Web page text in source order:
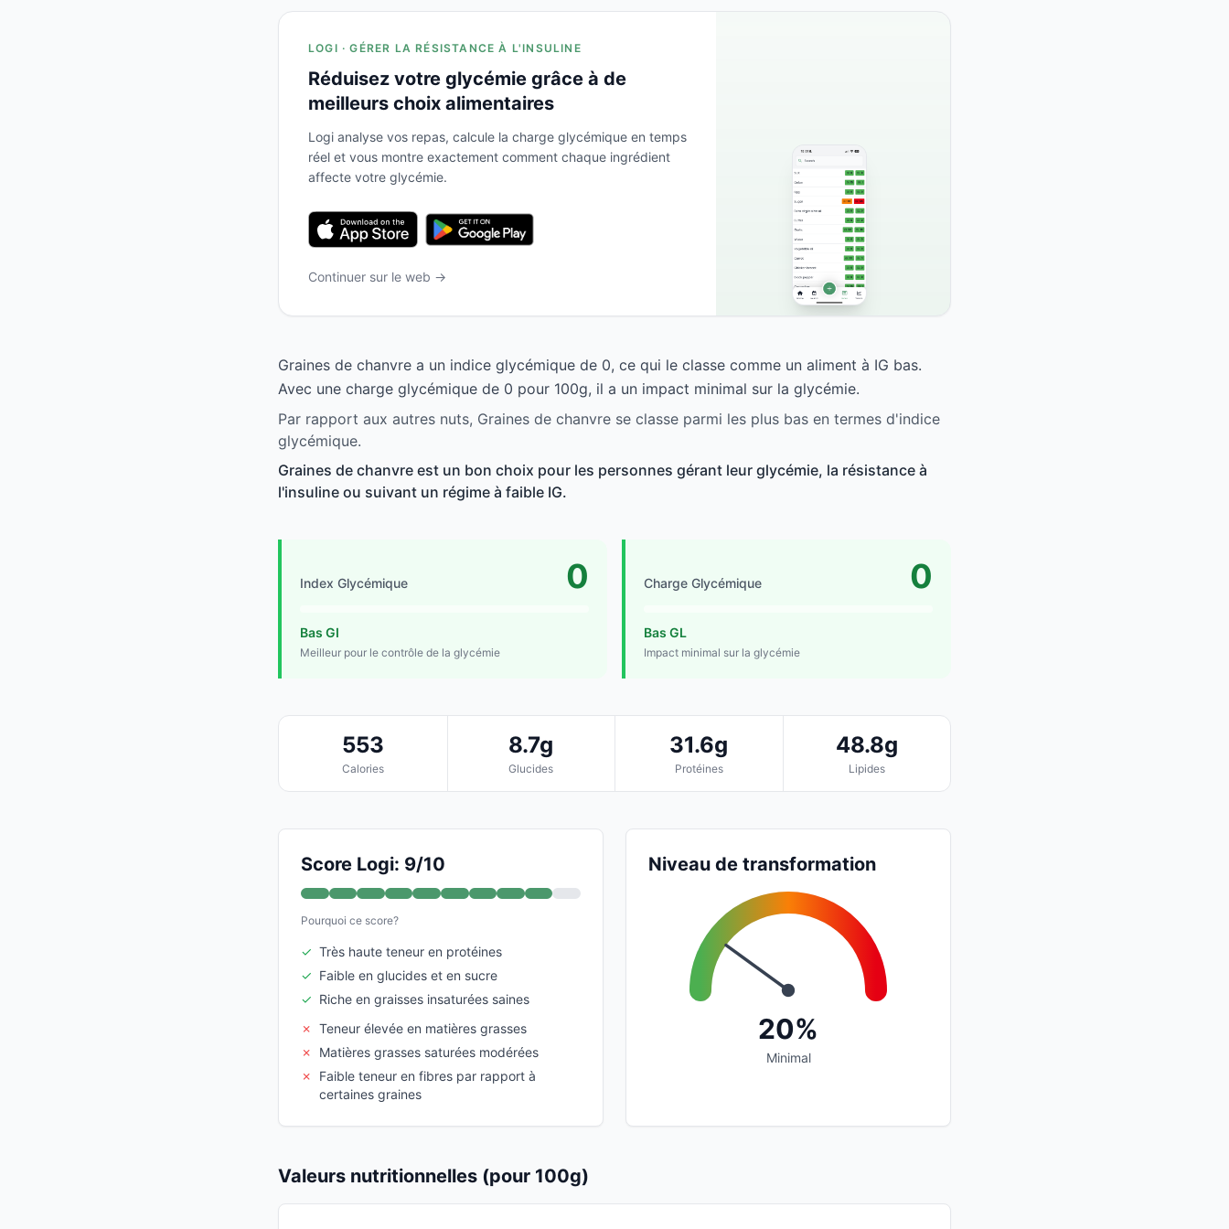
LOGI · GÉRER LA RÉSISTANCE À L'INSULINE
Réduisez votre glycémie grâce à de
meilleurs choix alimentaires
Logi analyse vos repas, calcule la charge glycémique en temps
réel et vous montre exactement comment chaque ingrédient
affecte votre glycémie.
Continuer sur le web →
Graines de chanvre a un indice glycémique de 0, ce qui le classe comme un aliment à IG bas.
Avec une charge glycémique de 0 pour 100g, il a un impact minimal sur la glycémie.
Par rapport aux autres nuts, Graines de chanvre se classe parmi les plus bas en termes d'indice
glycémique.
Graines de chanvre est un bon choix pour les personnes gérant leur glycémie, la résistance à
l'insuline ou suivant un régime à faible IG.
Index Glycémique 0
Bas GI
Meilleur pour le contrôle de la glycémie
Charge Glycémique 0
Bas GL
Impact minimal sur la glycémie
553
Calories
8.7g
Glucides
31.6g
Protéines
48.8g
Lipides
Score Logi: 9/10
Pourquoi ce score?
✓ Très haute teneur en protéines
✓ Faible en glucides et en sucre
✓ Riche en graisses insaturées saines
✗ Teneur élevée en matières grasses
✗
Matières grasses saturées modérées
✗
Faible teneur en fibres par rapport à
certaines graines
Niveau de transformation
20%
Minimal
Valeurs nutritionnelles (pour 100g)